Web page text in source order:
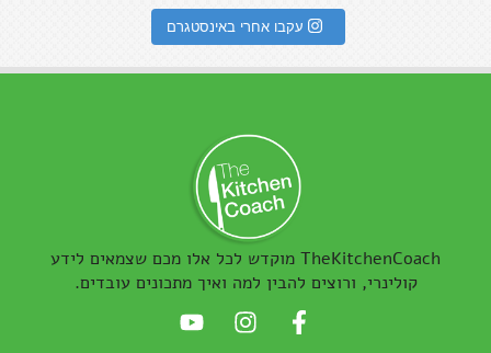
עקבו אחרי באינסטגרם
TheKitchenCoach מוקדש לכל אלו מכם שצמאים לידע
קולינרי, ורוצים להבין למה ואיך מתכונים עובדים.